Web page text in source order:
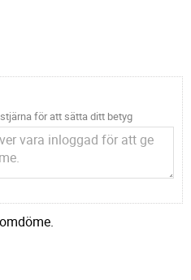
för att sätta ditt betyg